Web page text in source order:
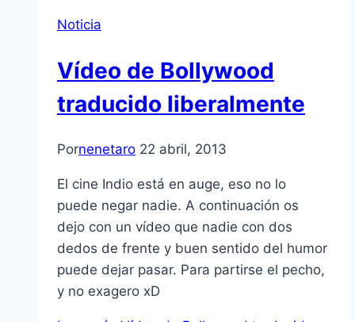
Noticia
Ví­deo de Bollywood
traducido liberalmente
Pornenetaro 22 abril, 2013
El cine Indio está en auge, eso no lo
puede negar nadie. A continuación os
dejo con un ví­deo que nadie con dos
dedos de frente y buen sentido del humor
puede dejar pasar. Para partirse el pecho,
y no exagero xD